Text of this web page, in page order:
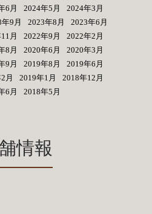
6月 2024年5月
2024年3月
9月 2023年8月
2023年6月
月 2022年9月
2022年2月
8月 2020年6月
2020年3月
9月 2019年8月
2019年6月
月 2019年1月
2018年12月
6月 2018年5月
情報